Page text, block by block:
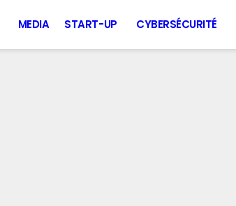
MEDIA START-UP CYBERSÉCURITÉ